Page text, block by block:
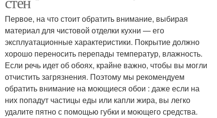
Первое, на что стоит обратить внимание, выбирая
материал для чистовой отделки кухни — его
эксплуатационные характеристики. Покрытие должно
хорошо переносить перепады температур, влажность.
Если речь идет об обоях, крайне важно, чтобы вы могли
отчистить загрязнения. Поэтому мы рекомендуем
обратить внимание на моющиеся обои : даже если на
них попадут частицы еды или капли жира, вы легко
удалите пятно с помощью губки и моющего средства.